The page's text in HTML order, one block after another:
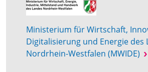
Ministerium für Wirtschaft,
Digitalisierung und Energie des
Nordrhein-Westfalen (MWIDE)